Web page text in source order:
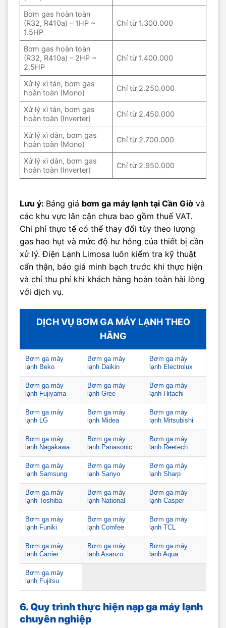
Bơm gas hoàn toàn
(R32, R410a) – 1HP ~
1.5HP
Chỉ từ 1.300.000
Bơm gas hoàn toàn
(R32, R410a) – 2HP ~
2.5HP
Chỉ từ 1.400.000
Xử lý xì tán, bơm gas
hoàn toàn (Mono)
Chỉ từ 2.250.000
Xử lý xì tán, bơm gas
hoàn toàn (Inverter)
Chỉ từ 2.450.000
Xử lý xì dàn, bơm gas
hoàn toàn (Mono)
Chỉ từ 2.700.000
Xử lý xì dàn, bơm gas
hoàn toàn (Inverter)
Chỉ từ 2.950.000
Lưu ý: Bảng giá bơm ga máy lạnh tại Cần Giờ và
các khu vực lân cận chưa bao gồm thuế VAT.
Chi phí thực tế có thể thay đổi tùy theo lượng
gas hao hụt và mức độ hư hỏng của thiết bị cần
xử lý. Điện Lạnh Limosa luôn kiểm tra kỹ thuật
cẩn thận, báo giá minh bạch trước khi thực hiện
và chỉ thu phí khi khách hàng hoàn toàn hài lòng
với dịch vụ.
DỊCH VỤ BƠM GA MÁY LẠNH THEO
HÃNG
Bơm ga máy
lạnh Beko
Bơm ga máy
lạnh Daikin
Bơm ga máy
lạnh Electrolux
Bơm ga máy
lạnh Fujiyama
Bơm ga máy
lạnh Gree
Bơm ga máy
lạnh Hitachi
Bơm ga máy
lạnh LG
Bơm ga máy
lạnh Midea
Bơm ga máy
lạnh Mitsubishi
Bơm ga máy
lạnh Nagakawa
Bơm ga máy
lạnh Panasonic
Bơm ga máy
lạnh Reetech
Bơm ga máy
lạnh Samsung
Bơm ga máy
lạnh Sanyo
Bơm ga máy
lạnh Sharp
Bơm ga máy
lạnh Toshiba
Bơm ga máy
lạnh National
Bơm ga máy
lạnh Casper
Bơm ga máy
lạnh Funiki
Bơm ga máy
lạnh Comfee
Bơm ga máy
lạnh TCL
Bơm ga máy
lạnh Carrier
Bơm ga máy
lạnh Asanzo
Bơm ga máy
lạnh Aqua
Bơm ga máy
lạnh Fujitsu
6. Quy trình thực hiện nạp ga máy lạnh
chuyên nghiệp